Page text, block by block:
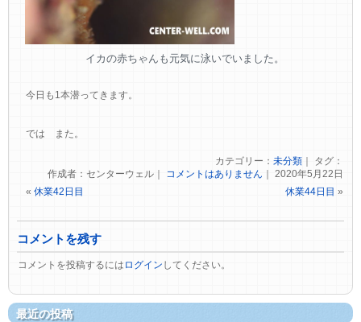
イカの赤ちゃんも元気に泳いでいました。
今日も1本潜ってきます。
では また。
カテゴリー： 未分類｜ タグ：
作成者：センターウェル｜ コメントはありません ｜ 2020年5月22日
«休業42日目 休業44日目 »
コメントを残す
コメントを投稿するには ログイン してください。
最近の投稿